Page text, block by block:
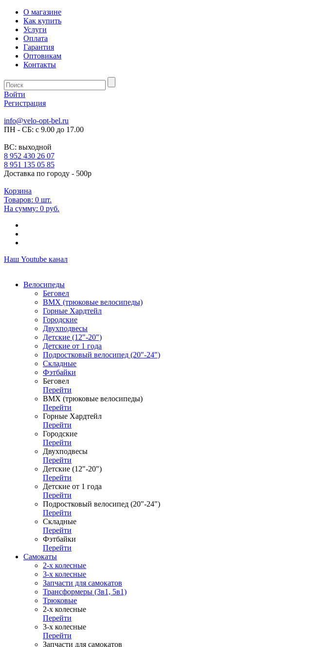
О магазине
Как купить
Услуги
Оплата
Гарантия
Оптовикам
Контакты
Войти
Регистрация
info@velo-opt-bel.ru
ПН - СБ: с 9.00 до 17.00
ВС: выходной
8 952 430 26 07
8 951 135 05 85
Доставка по городу - 500р
Корзина
Товаров: 0 шт.
На сумму: 0 руб.
Наш Youtube канал
Велосипеды
Беговел
ВМХ (трюковые велосипеды)
Горные Хардтейл
Городские
Двухподвесы
Детские (12"-20")
Детские от 1 года
Подростковый велосипед (20"-24")
Складные
Фэтбайки
Беговел
Перейти
ВМХ (трюковые велосипеды)
Перейти
Горные Хардтейл
Перейти
Городские
Перейти
Двухподвесы
Перейти
Детские (12"-20")
Перейти
Детские от 1 года
Перейти
Подростковый велосипед (20"-24")
Перейти
Складные
Перейти
Фэтбайки
Перейти
Самокаты
2-х колесные
3-х колесные
Запчасти для самокатов
Трансформеры (3в1, 5в1)
Трюковые
2-х колесные
Перейти
3-х колесные
Перейти
Запчасти для самокатов